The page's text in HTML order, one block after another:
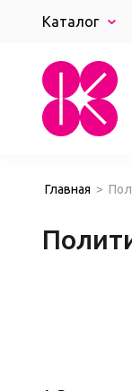
Каталог
Главная >